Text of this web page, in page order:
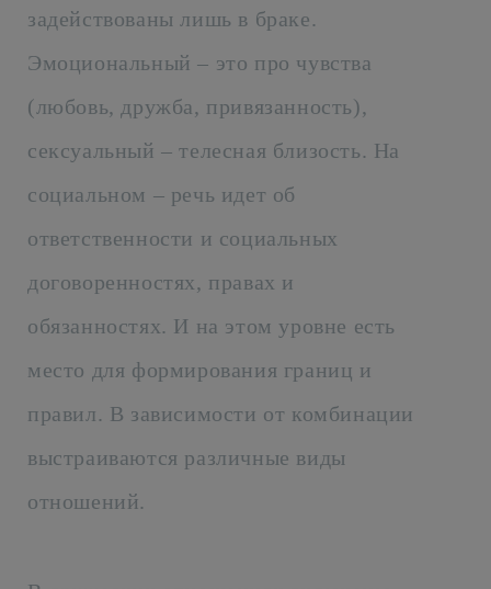
задействованы лишь в браке.
Эмоциональный – это про чувства
(любовь, дружба, привязанность),
сексуальный – телесная близость. На
социальном – речь идет об
ответственности и социальных
договоренностях, правах и
обязанностях. И на этом уровне есть
место для формирования границ и
правил. В зависимости от комбинации
выстраиваются различные виды
отношений.